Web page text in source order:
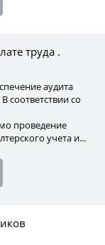
труда .
аудита
соответствии со
проведение
учета и...